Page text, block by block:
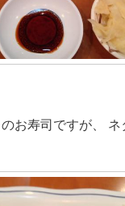
お寿司ですが、 ネ